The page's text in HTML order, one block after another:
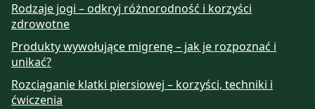
Rodzaje jogi – odkryj różnorodność i korzyści
zdrowotne
Produkty wywołujące migrenę – jak je rozpoznać i
unikać?
Rozciąganie klatki piersiowej – korzyści, techniki i
ćwiczenia